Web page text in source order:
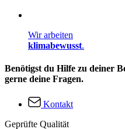
Wir arbeiten
klimabewusst.
Benötigst du Hilfe zu deiner
gerne deine Fragen.
Kontakt
Geprüfte Qualität